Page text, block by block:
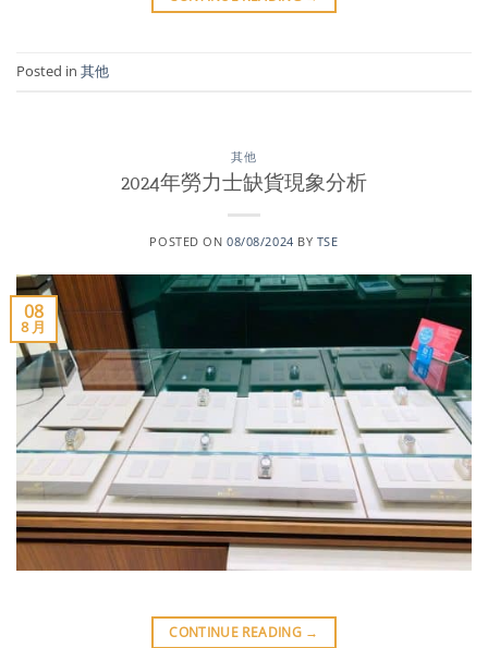
Posted in 其他
其他
2024年勞力士缺貨現象分析
POSTED ON08/08/2024 BY TSE
08
8 月
CONTINUE READING →